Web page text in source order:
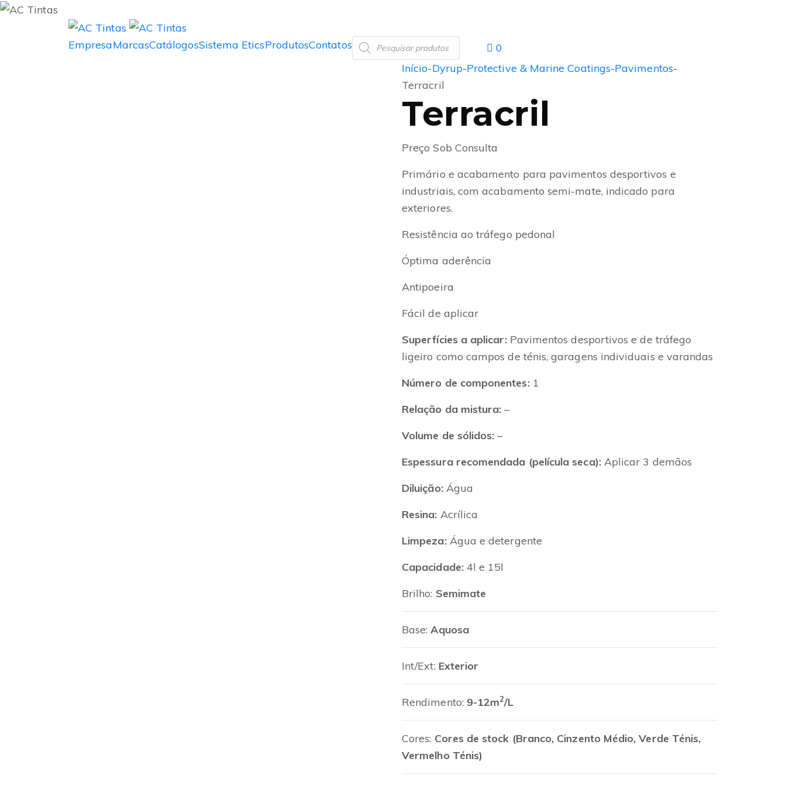
EmpresaMarcasCatálogosSistema EticsProdutosContatos
0
Início-Dyrup-Protective & Marine Coatings-Pavimentos-
Terracril
Terracril
Preço Sob Consulta
Primário e acabamento para pavimentos desportivos e
industriais, com acabamento semi-mate, indicado para
exteriores.
Resistência ao tráfego pedonal
Óptima aderência
Antipoeira
Fácil de aplicar
Superfícies a aplicar:Pavimentos desportivos e de tráfego
ligeiro como campos de ténis, garagens individuais e varandas
Número de componentes:1
Relação da mistura: –
Volume de sólidos: –
Espessura recomendada (película seca):Aplicar 3 demãos
Diluição:Água
Resina: Acrílica
Limpeza: Água e detergente
Capacidade:4l e 15l
Brilho: Semimate
Base:Aquosa
Int/Ext: Exterior
Rendimento: 9-12m2/L
Cores: Cores de stock (Branco, Cinzento Médio, Verde Ténis,
Vermelho Ténis)